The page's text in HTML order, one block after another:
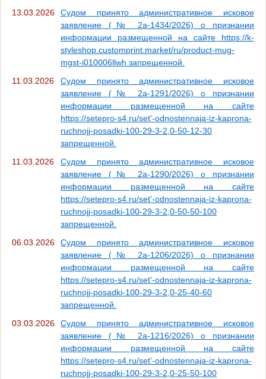
13.03.2026
Судом принято административное исковое
заявление (№ 2а-1434/2026) о признании
информации размещенной на сайте https://k-
styleshop.customprint.market/ru/product-mug-
mgst-i010006llwh запрещенной.
11.03.2026
Судом принято административное исковое
заявление (№ 2а-1291/2026) о признании
информации размещенной на сайте
https://setepro-s4.ru/set'-odnostennaja-iz-kaprona-
ruchnojj-posadki-100-29-3-2,0-50-12-30
запрещенной.
11.03.2026
Судом принято административное исковое
заявление (№ 2а-1290/2026) о признании
информации размещенной на сайте
https://setepro-s4.ru/set'-odnostennaja-iz-kaprona-
ruchnojj-posadki-100-29-3-2,0-50-50-100
запрещенной.
06.03.2026
Судом принято административное исковое
заявление (№ 2а-1206/2026) о признании
информации размещенной на сайте
https://setepro-s4.ru/set'-odnostennaja-iz-kaprona-
ruchnojj-posadki-100-29-3-2,0-25-40-60
запрещенной.
03.03.2026
Судом принято административное исковое
заявление (№ 2а-1216/2026) о признании
информации размещенной на сайте
https://setepro-s4.ru/set'-odnostennaja-iz-kaprona-
ruchnojj-posadki-100-29-3-2,0-25-50-100